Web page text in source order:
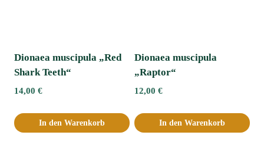
Dionaea muscipula „Red
Shark Teeth“
14,00 €
In den Warenkorb
Dionaea muscipula
„Raptor“
12,00 €
In den Warenkorb